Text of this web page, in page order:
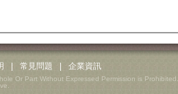
常見問題 企業資訊
Or Part Without Expressed Permission is Prohibited.